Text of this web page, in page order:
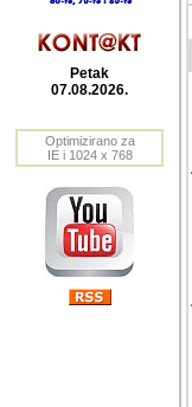
Petak
07.08.2026.
Optimizirano za
IE i 1024 x 768